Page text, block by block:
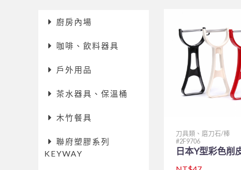
廚房內場
咖啡、飲料器具
戶外用品
茶水器具、保溫桶
木竹餐具
聯府塑膠系列
KEYWAY
刀具類、磨刀石/棒
2F9706
日本Y型彩色削